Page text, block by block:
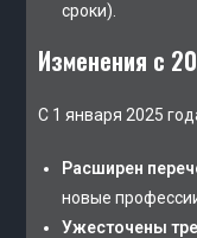
сроки).
Изменения с
С 1 января 2025
Расширен
новые
Ужесточены